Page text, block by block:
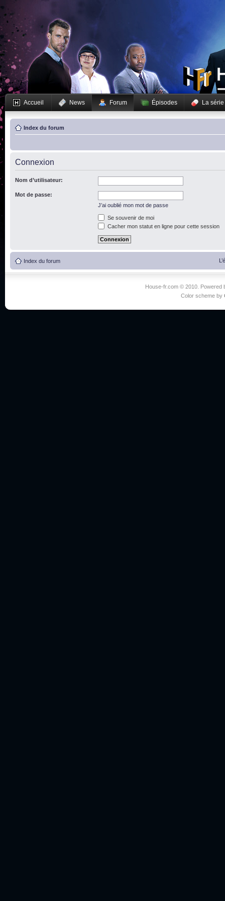
Accueil News Forum Épisodes La série
Index du forum
Connexion
Nom d’utilisateur:
Mot de passe:
J’ai oublié mon mot de passe
Se souvenir de moi
Cacher mon statut en ligne pour cette session
Index du forum
House-fr.com © 2010. Powered
Color scheme by